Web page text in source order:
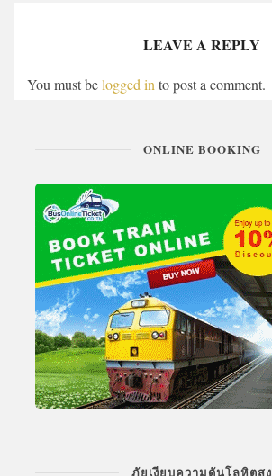
LEAVE A REPLY
You must belogged into post a comment.
ONLINE BOOKING
ภัยเงียบความดันโลหิตสูง